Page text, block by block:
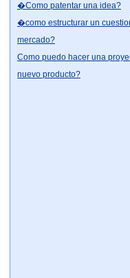
�Como patentar una idea?
�como estructurar un
mercado?
Como puedo hacer una
nuevo producto?